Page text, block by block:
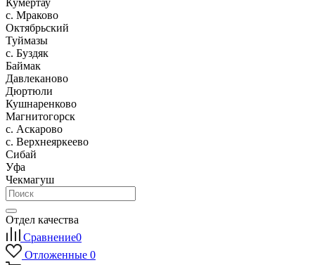
Кумертау
c. Мраково
Октябрьский
Туймазы
c. Буздяк
Баймак
Давлеканово
Дюртюли
Кушнаренково
Магнитогорск
с. Аскарово
с. Верхнеяркеево
Сибай
Уфа
Чекмагуш
Отдел качества
Сравнение0
Отложенные 0